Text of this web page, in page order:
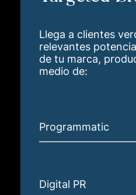
Llega a clientes
relevantes
de tu marca,
medio de:
Programmatic
Digital PR